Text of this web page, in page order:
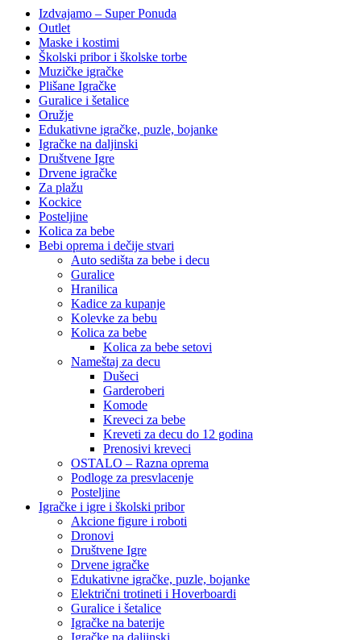
Izdvajamo – Super Ponuda
Outlet
Maske i kostimi
Školski pribor i školske torbe
Muzičke igračke
Plišane Igračke
Guralice i šetalice
Oružje
Edukativne igračke, puzle, bojanke
Igračke na daljinski
Društvene Igre
Drvene igračke
Za plažu
Kockice
Posteljine
Kolica za bebe
Bebi oprema i dečije stvari
Auto sedišta za bebe i decu
Guralice
Hranilica
Kadice za kupanje
Kolevke za bebu
Kolica za bebe
Kolica za bebe setovi
Nameštaj za decu
Dušeci
Garderoberi
Komode
Kreveci za bebe
Kreveti za decu do 12 godina
Prenosivi kreveci
OSTALO – Razna oprema
Podloge za presvlacenje
Posteljine
Igračke i igre i školski pribor
Akcione figure i roboti
Dronovi
Društvene Igre
Drvene igračke
Edukativne igračke, puzle, bojanke
Električni trotineti i Hoverboardi
Guralice i šetalice
Igračke na baterije
Igračke na daljinski